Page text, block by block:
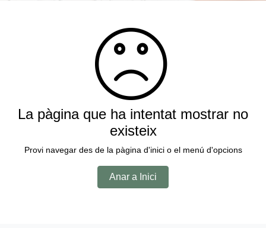
La pàgina que ha intentat mostrar no
existeix
Provi navegar des de la pàgina d'inici o el menú d'opcions
Anar a Inici